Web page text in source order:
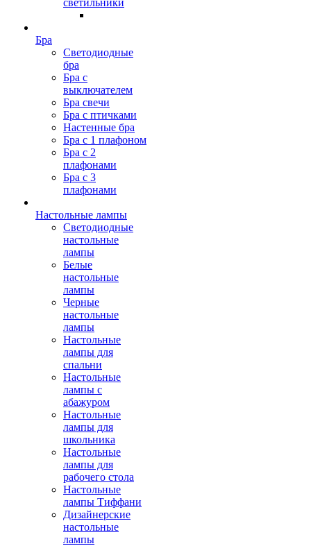
светильники
Бра
Светодиодные
бра
Бра с
выключателем
Бра свечи
Бра с птичками
Настенные бра
Бра с 1 плафоном
Бра с 2
плафонами
Бра с 3
плафонами
Настольные лампы
Светодиодные
настольные
лампы
Белые
настольные
лампы
Черные
настольные
лампы
Настольные
лампы для
спальни
Настольные
лампы с
абажуром
Настольные
лампы для
школьника
Настольные
лампы для
рабочего стола
Настольные
лампы Тиффани
Дизайнерские
настольные
лампы